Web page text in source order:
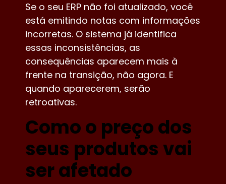
Se o seu ERP não foi atualizado, você
está emitindo notas com informações
incorretas. O sistema já identifica
essas inconsistências, as
consequências aparecem mais à
frente na transição, não agora. E
quando aparecerem, serão
retroativas.
Como o preço dos
seus produtos vai
ser afetado